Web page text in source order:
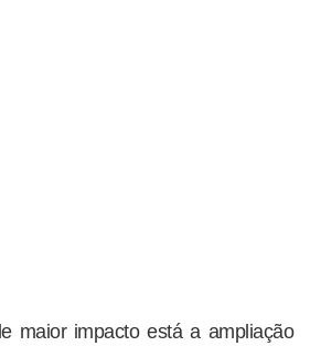
maior impacto está a ampliação